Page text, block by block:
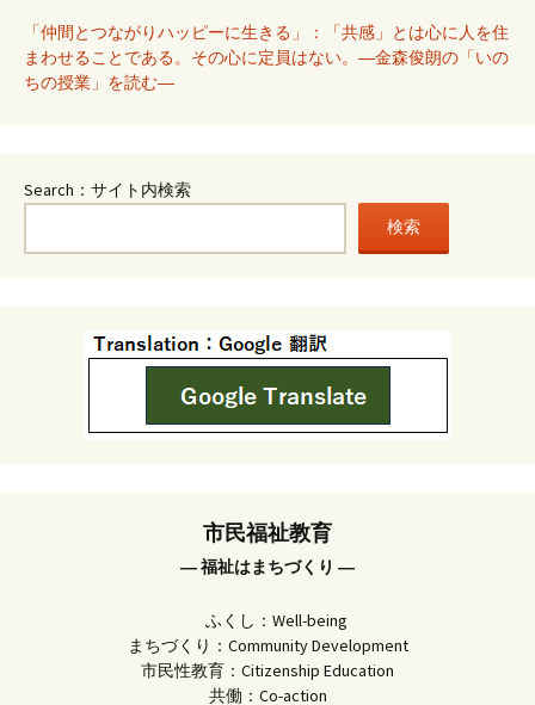
「仲間とつながりハッピーに生きる」：「共感」とは心に人を住
まわせることである。その心に定員はない。―金森俊朗の「いの
ちの授業」を読む―
Search：サイト内検索
検索
市民福祉教育
― 福祉はまちづくり ―
ふくし：Well-being
まちづくり：Community Development
市民性教育：Citizenship Education
共働：Co-action